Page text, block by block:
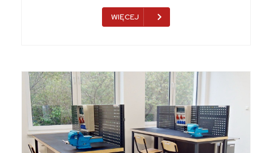
WIĘCEJ